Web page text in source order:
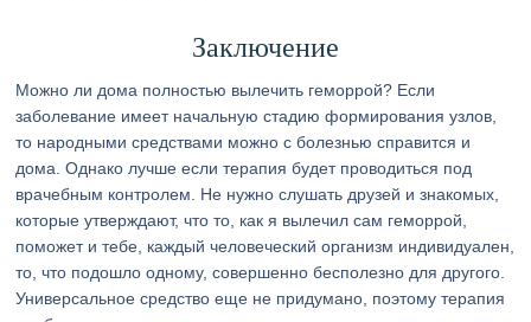
Заключение
Можно ли дома полностью вылечить геморрой? Если
заболевание имеет начальную стадию формирования узлов,
то народными средствами можно с болезнью справится и
дома. Однако лучше если терапия будет проводиться под
врачебным контролем. Не нужно слушать друзей и знакомых,
которые утверждают, что то, как я вылечил сам геморрой,
поможет и тебе, каждый человеческий организм индивидуален,
то, что подошло одному, совершенно бесполезно для другого.
Универсальное средство еще не придумано, поэтому терапия